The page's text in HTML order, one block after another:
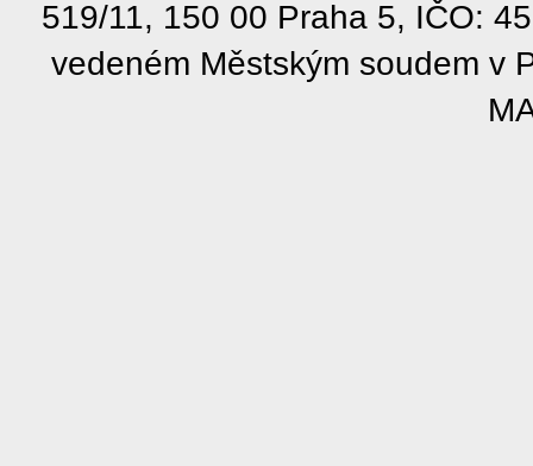
519/11, 150 00 Praha 5, IČO:
vedeném Městským soudem v